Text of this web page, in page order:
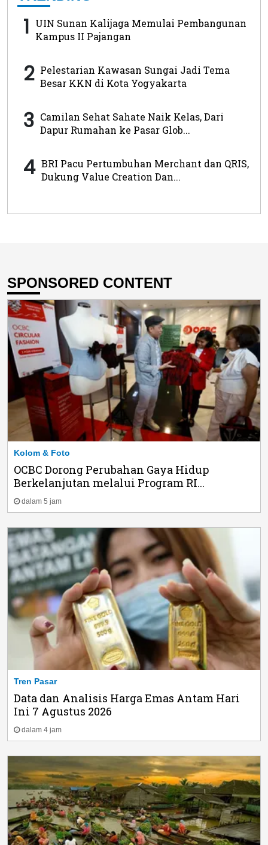
1 UIN Sunan Kalijaga Memulai Pembangunan
Kampus II Pajangan
2 Pelestarian Kawasan Sungai Jadi Tema
Besar KKN di Kota Yogyakarta
3 Camilan Sehat Sahate Naik Kelas, Dari
Dapur Rumahan ke Pasar Glob...
4 BRI Pacu Pertumbuhan Merchant dan QRIS,
Dukung Value Creation Dan...
SPONSORED CONTENT
Kolom & Foto
OCBC Dorong Perubahan Gaya Hidup
Berkelanjutan melalui Program RI...
dalam 5 jam
Tren Pasar
Data dan Analisis Harga Emas Antam Hari
Ini 7 Agustus 2026
dalam 4 jam